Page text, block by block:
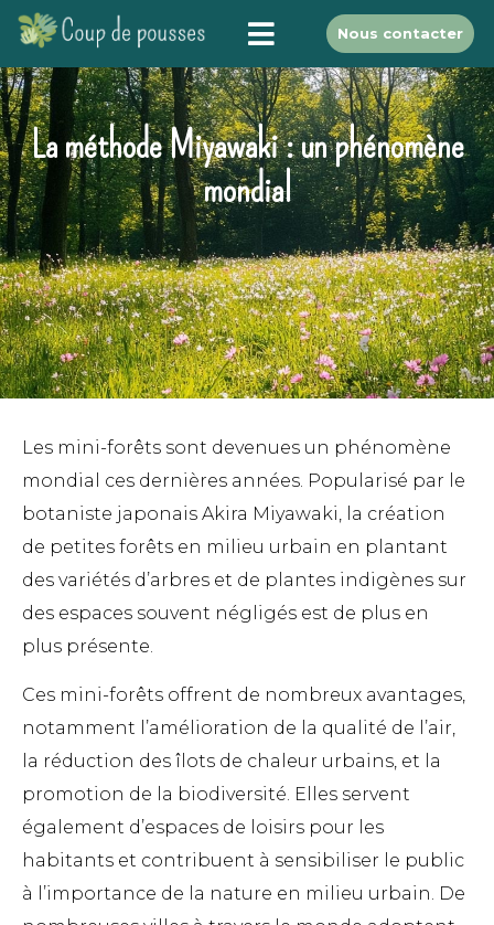
Nous contacter
La méthode Miyawaki : un phénomène
mondial
Les mini-forêts sont devenues un phénomène
mondial ces dernières années. Popularisé par le
botaniste japonais Akira Miyawaki, la création
de petites forêts en milieu urbain en plantant
des variétés d’arbres et de plantes indigènes sur
des espaces souvent négligés est de plus en
plus présente.
Ces mini-forêts offrent de nombreux avantages,
notamment l’amélioration de la qualité de l’air,
la réduction des îlots de chaleur urbains, et la
promotion de la biodiversité. Elles servent
également d’espaces de loisirs pour les
habitants et contribuent à sensibiliser le public
à l’importance de la nature en milieu urbain. De